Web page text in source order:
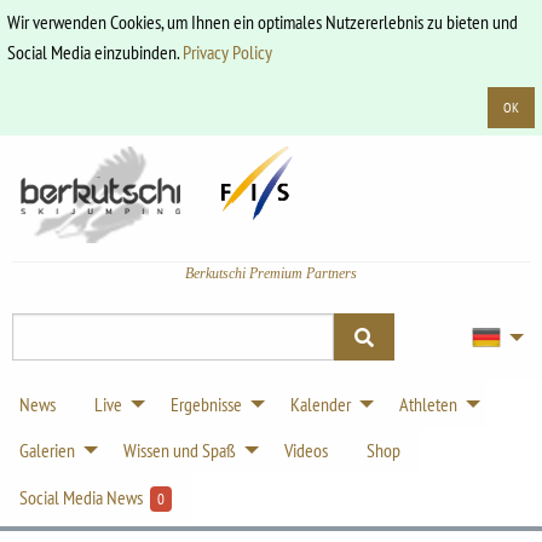
Wir verwenden Cookies, um Ihnen ein optimales Nutzererlebnis zu bieten und
Social Media einzubinden.Privacy Policy
OK
Berkutschi Premium Partners
News Live Ergebnisse Kalender
Athleten
Galerien
Wissen und Spaß Videos
Shop
Social Media News
0